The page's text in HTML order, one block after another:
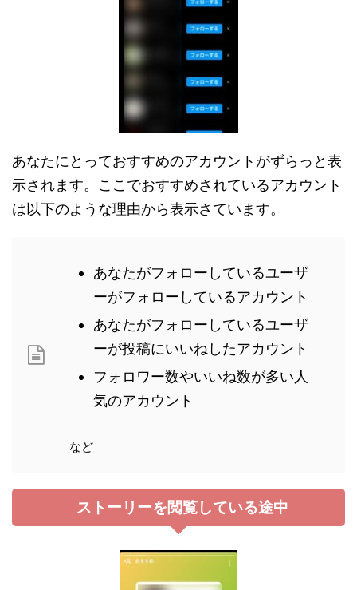
あなたにとっておすすめのアカウントがずらっと表
示されます。ここでおすすめされているアカウント
は以下のような理由から表示さています。
あなたがフォローしているユーザ
ーがフォローしているアカウント
あなたがフォローしているユーザ
ーが投稿にいいねしたアカウント
フォロワー数やいいね数が多い人
気のアカウント
など
ストーリーを閲覧している途中